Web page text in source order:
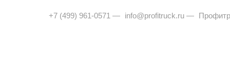
+7 (499) 961-0571 — info@profitruck.ru —